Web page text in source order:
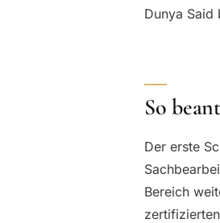
Dunya Said
So
Der erste
Bereich